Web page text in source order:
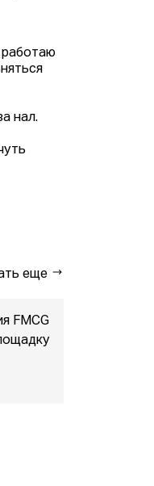
работаю
нал.
еще
FMCG